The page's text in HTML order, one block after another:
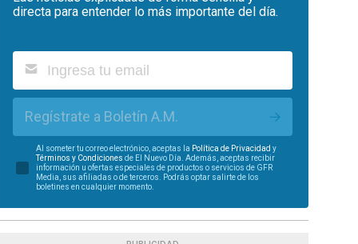
directa para entender lo más importante del día.
Regístrate a Boletín A.M.
Al someter tu correo electrónico, aceptas la Política de Privacidad y
Términos y Condiciones de El Nuevo Día. Además, aceptas recibir
información u ofertas especiales de productos o servicios de GFR
Media, sus afiliadas o de terceros. Podrás optar salirte de los
boletines en cualquier momento.